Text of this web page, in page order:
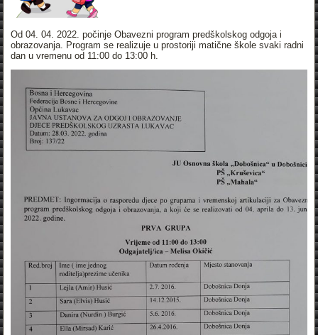
Od 04. 04. 2022. počinje Obavezni program predškolskog odgoja i
obrazovanja. Program se realizuje u prostoriji matične škole svaki radni
dan u vremenu od 11:00 do 13:00 h.